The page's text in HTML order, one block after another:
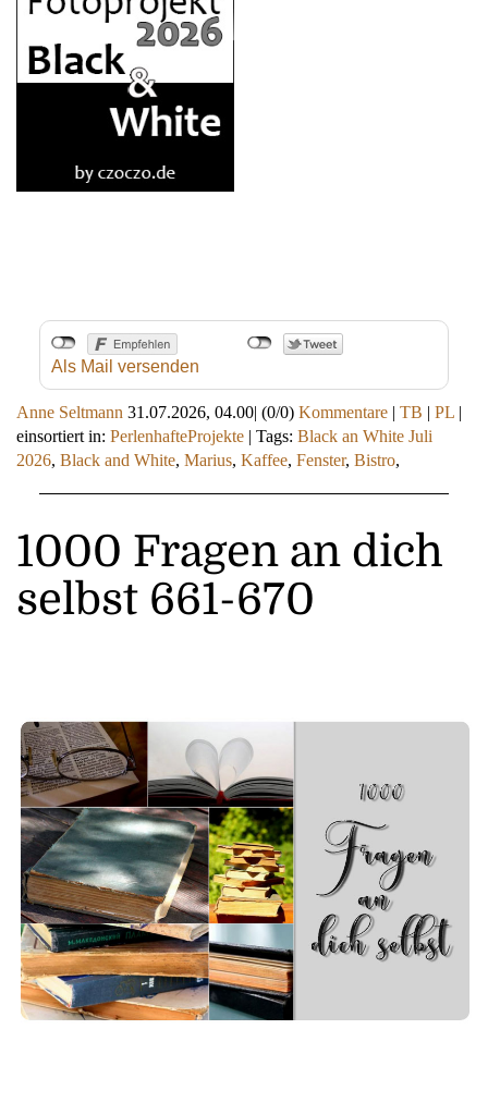
Als Mail versenden
Anne Seltmann 31.07.2026, 04.00| (0/0) Kommentare | TB | PL |
einsortiert in: PerlenhafteProjekte | Tags: Black an White Juli
2026, Black and White, Marius, Kaffee, Fenster, Bistro,
1000 Fragen an dich
selbst 661-670